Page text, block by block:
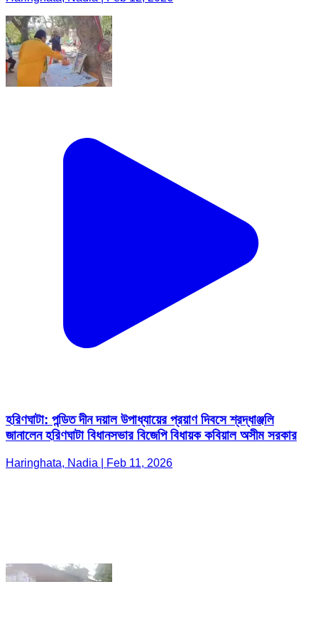
হরিণঘাটা: পন্ডিত দীন দয়াল উপাধ্যায়ের প্রয়াণ দিবসে শ্রদ্ধাঞ্জলি
জানালেন হরিণঘাটা বিধানসভার বিজেপি বিধায়ক কবিয়াল অসীম সরকার